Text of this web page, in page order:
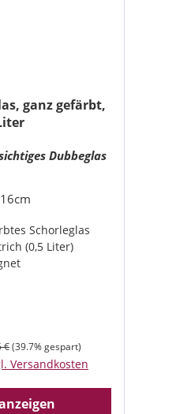
ganz gefärbt,
Dubbeglas
x 16cm
Schorleglas
(0,5 Liter)
Preis:
€(39.7% gespart)
Versandkosten